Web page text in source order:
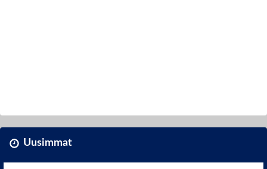
Uusimmat